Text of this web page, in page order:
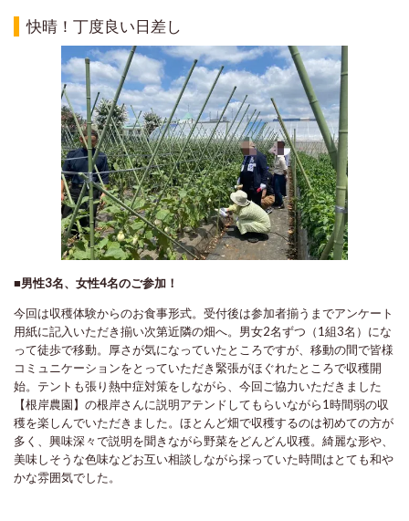
快晴！丁度良い日差し
■男性3名、女性4名のご参加！
今回は収穫体験からのお食事形式。受付後は参加者揃うまでアンケート
用紙に記入いただき揃い次第近隣の畑へ。男女2名ずつ（1組3名）にな
って徒歩で移動。厚さが気になっていたところですが、移動の間で皆様
コミュニケーションをとっていただき緊張がほぐれたところで収穫開
始。テントも張り熱中症対策をしながら、今回ご協力いただきました
【根岸農園】の根岸さんに説明アテンドしてもらいながら1時間弱の収
穫を楽しんでいただきました。ほとんど畑で収穫するのは初めての方が
多く、興味深々で説明を聞きながら野菜をどんどん収穫。綺麗な形や、
美味しそうな色味などお互い相談しながら採っていた時間はとても和や
かな雰囲気でした。